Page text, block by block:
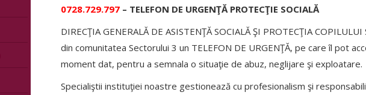
0728.729.797 – TELEFON DE URGENŢĂ PROTECŢIE SOCIALĂ
DIRECŢIA GENERALĂ DE ASISTENŢĂ SOCIALĂ ŞI PROTECŢIA
din comunitatea Sectorului 3 un TELEFON DE URGENŢĂ, pe care îl pot
moment dat, pentru a semnala o situaţie de abuz, neglijare şi exploatare.
Specialiştii instituţiei noastre gestionează cu profesionalism şi